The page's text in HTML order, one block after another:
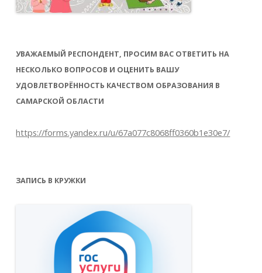
УВАЖАЕМЫЙ РЕСПОНДЕНТ, ПРОСИМ ВАС ОТВЕТИТЬ НА
НЕСКОЛЬКО ВОПРОСОВ И ОЦЕНИТЬ ВАШУ
УДОВЛЕТВОРЁННОСТЬ КАЧЕСТВОМ ОБРАЗОВАНИЯ В
САМАРСКОЙ ОБЛАСТИ
https://forms.yandex.ru/u/67a077c8068ff0360b1e30e7/
ЗАПИСЬ В КРУЖКИ